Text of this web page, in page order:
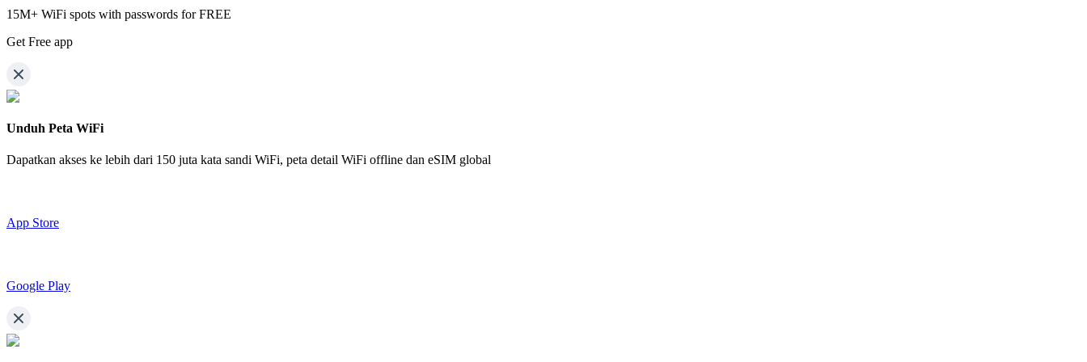
15M+ WiFi spots with passwords for FREE
Get Free app
Unduh Peta WiFi
Dapatkan akses ke lebih dari 150 juta kata sandi WiFi, peta detail WiFi offline dan eSIM global
App Store
Google Play